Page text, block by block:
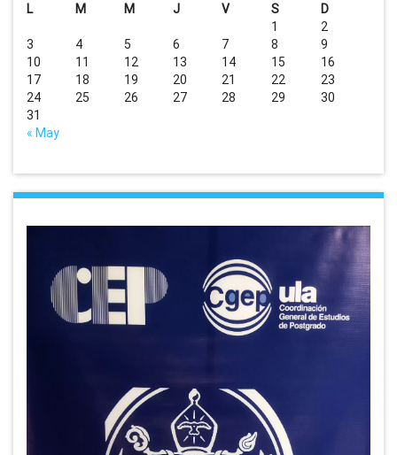
L
M M J V S D
« May
1
2
3
4 5 6 7 8
9
10
11 12 13 14 15
16
17
18 19 20 21 22
23
24
25 26 27 28 29
30
31